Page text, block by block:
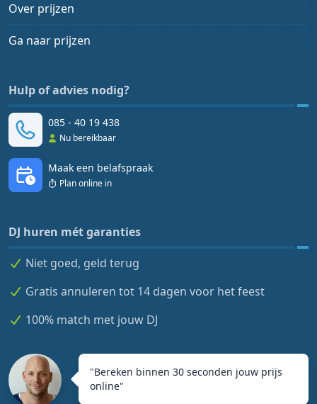
Over prijzen
Ga naar prijzen
Hulp of advies nodig?
085 - 40 19 438
Nu bereikbaar
Maak een belafspraak
Plan online in
DJ huren mét garanties
Niet goed, geld terug
Gratis annuleren tot 14 dagen voor het feest
100% match met jouw DJ
"Bereken binnen 30 seconden jouw prijs
online"